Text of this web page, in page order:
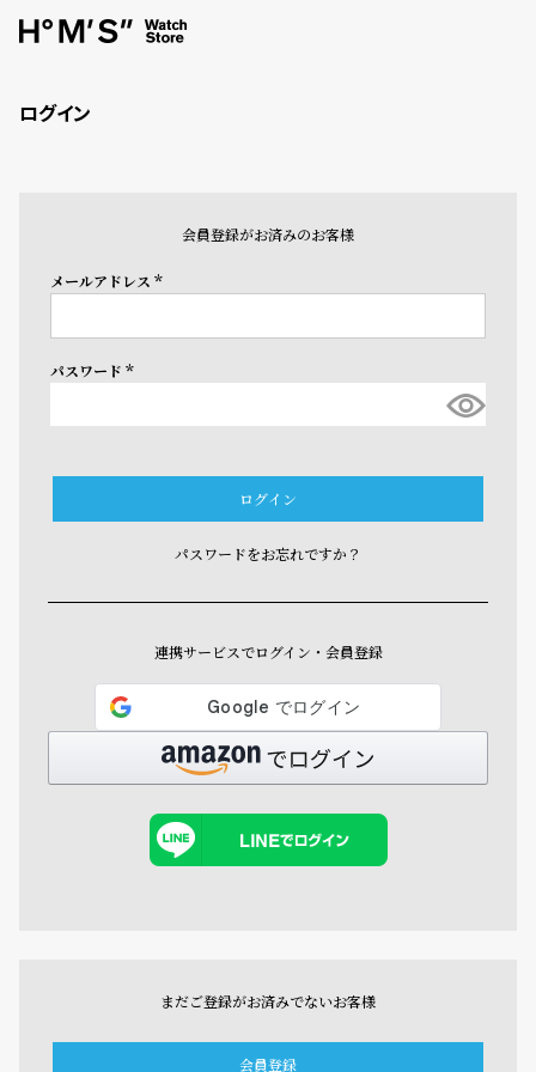
ログイン
会員登録がお済みのお客様
メールアドレス
(必
パスワード
(必
ログイン
パスワードをお忘れですか？
連携サービスでログイン・会員登録
まだご登録がお済みでないお客様
会員登録